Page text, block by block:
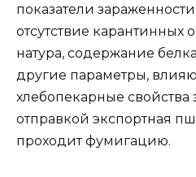
показатели
отсутствие карантинных
натура, содержание
другие параметры,
хлебопекарные свойства
отправкой экспортная
проходит фумигацию.